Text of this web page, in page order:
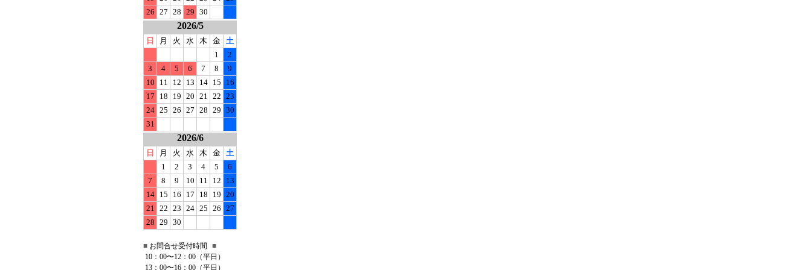
26 27 28 29 30
2026/5
日 月 火 水 木 金 土
1
2
3
4 5 6 7 8
9
10
11 12 13 14 15
16
17
18 19 20 21 22 23
24 25 26 27 28 29 30
31
2026/6
日 月 火 水 木 金 土
1
2 3 4 5
6
7
8 9 10 11 12
13
14
15 16 17 18 19 20
21 22 23 24 25 26 27
28 29 30
■ お問合せ受付時間
■
10：00〜12：00（平日）
13：00〜16：00（平日）